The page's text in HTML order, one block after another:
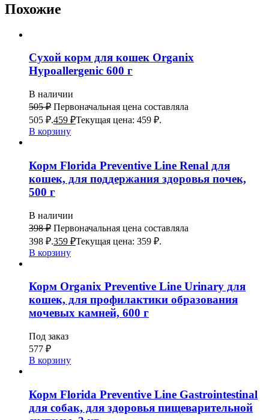
Похожие
Сухой корм для кошек Organix
Hypoallergenic 600 г
В наличии
505₽ Первоначальная цена составляла
505 ₽.459 ₽Текущая цена: 459 ₽.
В корзину
Корм Florida Preventive Line Renal для
кошек, для поддержания здоровья почек,
500 г
В наличии
398₽ Первоначальная цена составляла
398 ₽.359 ₽Текущая цена: 359 ₽.
В корзину
Корм Organix Preventive Line Urinary для
кошек, для профилактики образования
мочевых камней, 600 г
Под заказ
577 ₽
В корзину
Корм Florida Preventive Line Gastrointestinal
для собак, для здоровья пищеварительной